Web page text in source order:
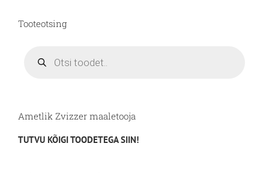
Tooteotsing
search
Ametlik Zvizzer maaletooja
TUTVU KÕIGI TOODETEGA SIIN!